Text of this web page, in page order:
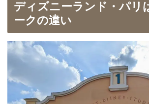
ディズニーランド・パリ
ークの違い